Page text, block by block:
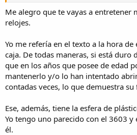
Por eso dejo unas fotos pero solo por
he conseguido es un modelo de finales de
probablemente calibre 3602. Funciona
Ya veremos cuando lo consiga abrir.
Enviado desde mi SM-A705FN mediante
Me alegro que te vayas a entretener
relojes.
Yo me refería en el texto a la hora
caja. De todas maneras, si está duro
que en los años que posee de edad
mantenerlo y/o lo han intentado
contadas veces, lo que demuestra
Ese, además, tiene la esfera de
Yo tengo uno parecido con el 3603
él.